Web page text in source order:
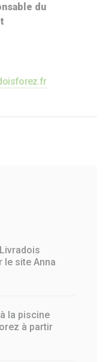
du
le site Anna
la piscine
à partir